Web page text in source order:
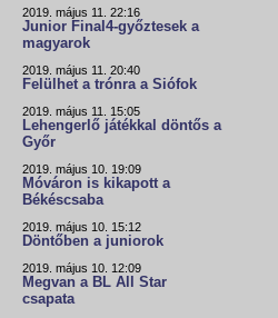
2019. május 11. 22:16
Junior Final4-győztesek a
magyarok
2019. május 11. 20:40
Felülhet a trónra a Siófok
2019. május 11. 15:05
Lehengerlő játékkal döntős a
Győr
2019. május 10. 19:09
Móváron is kikapott a
Békéscsaba
2019. május 10. 15:12
Döntőben a juniorok
2019. május 10. 12:09
Megvan a BL All Star
csapata